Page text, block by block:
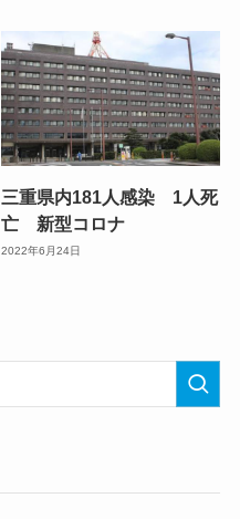
三重県内181人感染 1人死
亡 新型コロナ
2022年6月24日